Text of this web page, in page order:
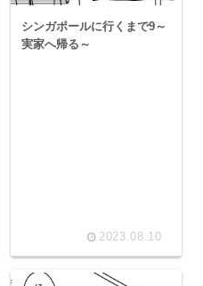
シンガポールに行くまで9～
実家へ帰る～
2023.08.10